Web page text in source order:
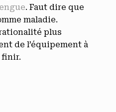
. Faut dire que
maladie.
plus
de l’équipement à
finir.